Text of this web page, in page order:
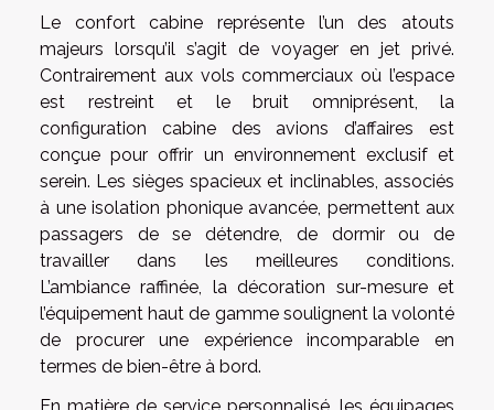
Le confort cabine représente l’un des atouts
majeurs lorsqu’il s’agit de voyager en jet privé.
Contrairement aux vols commerciaux où l’espace
est restreint et le bruit omniprésent, la
configuration cabine des avions d’affaires est
conçue pour offrir un environnement exclusif et
serein. Les sièges spacieux et inclinables, associés
à une isolation phonique avancée, permettent aux
passagers de se détendre, de dormir ou de
travailler dans les meilleures conditions.
L’ambiance raffinée, la décoration sur-mesure et
l’équipement haut de gamme soulignent la volonté
de procurer une expérience incomparable en
termes de bien-être à bord.